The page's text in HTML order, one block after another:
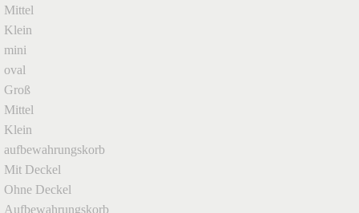
Mittel
Klein
mini
oval
Groß
Mittel
Klein
aufbewahrungskorb
Mit Deckel
Ohne Deckel
Aufbewahrungskorb